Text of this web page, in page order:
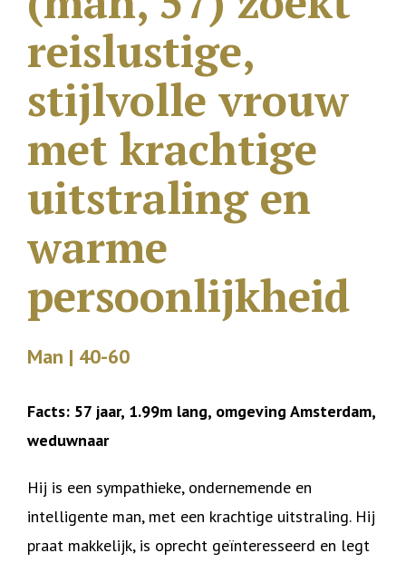
reislustige,
stijlvolle vrouw
met krachtige
uitstraling en
warme
persoonlijkheid
Man | 40-60
Facts: 57 jaar, 1.99m lang, omgeving Amsterdam,
weduwnaar
Hij is een sympathieke, ondernemende en
intelligente man, met een krachtige uitstraling. Hij
praat makkelijk, is oprecht geïnteresseerd en legt